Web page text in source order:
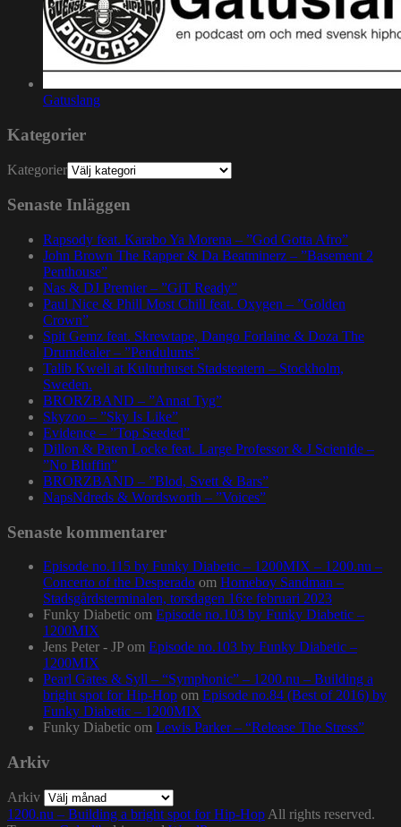
Gatuslang
Kategorier
Kategorier
Senaste Inläggen
Rapsody feat. Karabo Ya Morena – ”God Gotta Afro”
John Brown The Rapper & Da Beatminerz – ”Basement 2
Penthouse”
Nas & DJ Premier – ”GiT Ready”
Paul Nice & Phill Most Chill feat. Oxygen – ”Golden
Crown”
Spit Gemz feat. Skrewtape, Dango Forlaine & Doza The
Drumdealer – ”Pendulums”
Talib Kweli at Kulturhuset Stadsteatern – Stockholm,
Sweden.
BRORZBAND – ”Annat Tyg”
Skyzoo – ”Sky Is Like”
Evidence – ”Top Seeded”
Dillon & Paten Locke feat. Large Professor & J Scienide –
”No Bluffin”
BRORZBAND – ”Blod, Svett & Bars”
NapsNdreds & Wordsworth – ”Voices”
Senaste kommentarer
Episode no.115 by Funky Diabetic – 1200MIX – 1200.nu –
Concerto of the Desperado om Homeboy Sandman –
Stadsgårdsterminalen, torsdagen 16:e februari 2023
Funky Diabetic om Episode no.103 by Funky Diabetic –
1200MIX
Jens Peter - JP om Episode no.103 by Funky Diabetic –
1200MIX
Pearl Gates & Syll – “Symphonic” – 1200.nu – Building a
bright spot for Hip-Hop om Episode no.84 (Best of 2016) by
Funky Diabetic – 1200MIX
Funky Diabetic om Lewis Parker – “Release The Stress”
Arkiv
Arkiv
1200.nu – Building a bright spot for Hip-Hop All rights reserved.